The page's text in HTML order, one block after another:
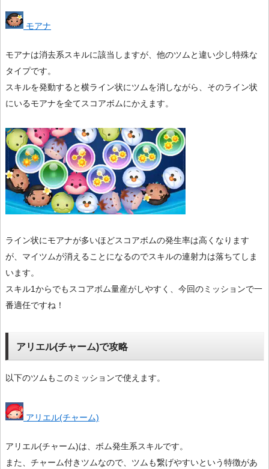
モアナ
モアナは消去系スキルに該当しますが、他のツムと違い少し特殊な
タイプです。
スキルを発動すると横ライン状にツムを消しながら、そのライン状
にいるモアナを全てスコアボムにかえます。
ライン状にモアナが多いほどスコアボムの発生率は高くなります
が、マイツムが消えることになるのでスキルの連射力は落ちてしま
います。
スキル1からでもスコアボム量産がしやすく、今回のミッションで一
番適任ですね！
アリエル(チャーム)で攻略
以下のツムもこのミッションで使えます。
アリエル(チャーム)
アリエル(チャーム)は、ボム発生系スキルです。
また、チャーム付きツムなので、ツムも繋げやすいという特徴があ